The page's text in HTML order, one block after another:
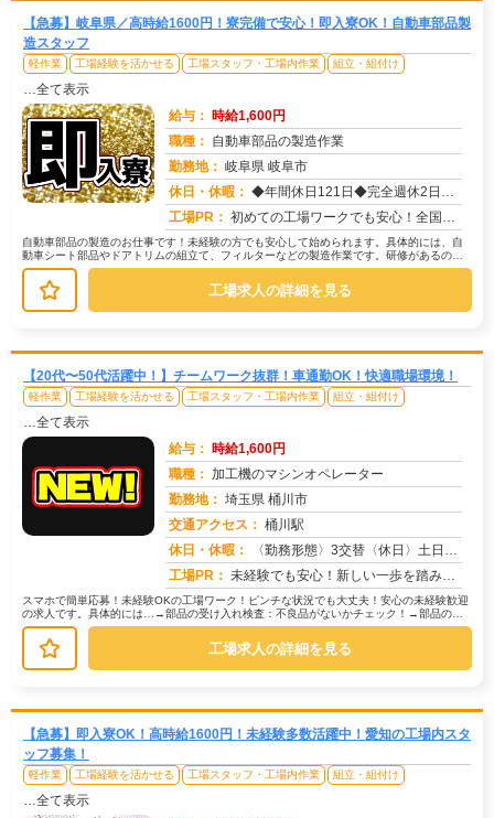
【急募】岐阜県／高時給1600円！寮完備で安心！即入寮OK！自動車部品製
造スタッフ
軽作業 工場経験を活かせる 工場スタッフ・工場内作業 組立・組付け
…全て表示
給与： 時給1,600円
職種： 自動車部品の製造作業
勤務地： 岐阜県 岐阜市
休日・休暇： ◆年間休日121日◆完全週休2日制（土曜日、日曜日）◆GW◆夏季◆年末年始休暇 ◆年次有給休暇
工場PR： 初めての工場ワークでも安心！全国各地の求人から、あなたにピッタリのお仕事をご紹介！未経験者多数活躍中なので、安心し...
自動車部品の製造のお仕事です！未経験の方でも安心して始められます。具体的には、自
動車シート部品やドアトリムの組立て、フィルターなどの製造作業です。研修があるの
で、初めての方でも丁寧に指導します。...
工場求人の詳細を見る
【20代〜50代活躍中！】チームワーク抜群！車通勤OK！快適職場環境！
軽作業 工場経験を活かせる 工場スタッフ・工場内作業 組立・組付け
…全て表示
給与： 時給1,600円
職種： 加工機のマシンオペレーター
勤務地： 埼玉県 桶川市
交通アクセス： 桶川駅
休日・休暇：
〈勤務形態〉3交替〈休日〉土日休み※職場カレンダーによる
工場PR： 未経験でも安心！新しい一歩を踏み出せます。株式会社京栄センターでは、経験・学歴・スキルは一切問いません。未経験者や...
スマホで簡単応募！未経験OKの工場ワーク！ピンチな状況でも大丈夫！安心の未経験歓迎
の求人です。具体的には…→部品の受け入れ検査：不良品がないかチェック！→部品の運
搬：カートを使って指定場所へ移動...
工場求人の詳細を見る
【急募】即入寮OK！高時給1600円！未経験多数活躍中！愛知の工場内スタ
ッフ募集！
軽作業 工場経験を活かせる 工場スタッフ・工場内作業 組立・組付け
…全て表示